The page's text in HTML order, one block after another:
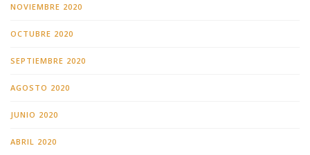
NOVIEMBRE 2020
OCTUBRE 2020
SEPTIEMBRE 2020
AGOSTO 2020
JUNIO 2020
ABRIL 2020